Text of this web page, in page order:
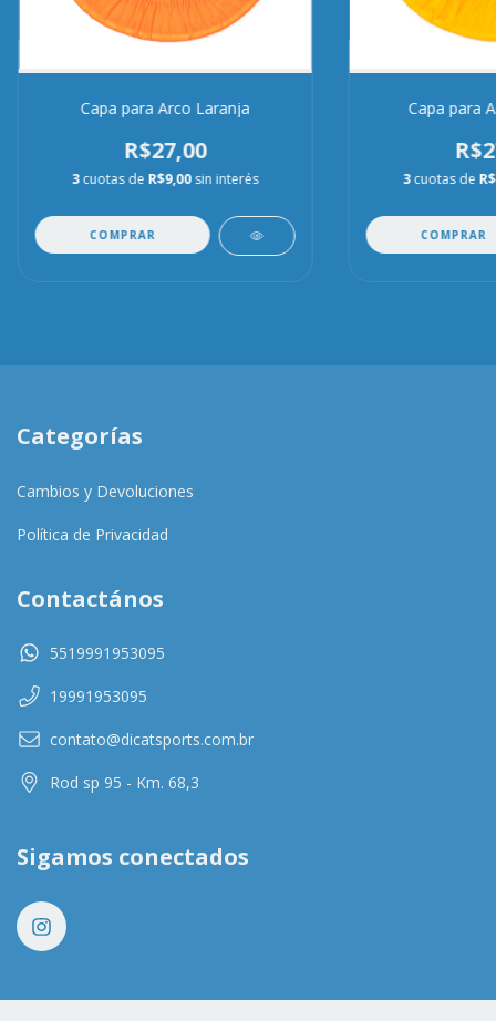
Capa para Arco Laranja
R$27,00
3cuotas de R$9,00sin interés
COMPRAR
Capa para
3 cuotas de
COMPRAR
Categorías
Cambios y Devoluciones
Política de Privacidad
Contactános
5519991953095
19991953095
contato@dicatsports.com.br
Rod sp 95 - Km. 68,3
Sigamos conectados